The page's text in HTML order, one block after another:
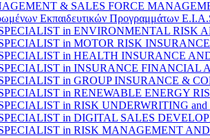
& SALES FORCE
Εκπαιδευτικών Προγραμμάτων
in ENVIRONMENTAL RISK
in MOTOR RISK
in HEALTH INSURANCE
in INSURANCE
in GROUP INSURANCE &
in RENEWABLE ENERGY
in RISK UNDERWRITING
in DIGITAL SALES
in RISK MANAGEMENT